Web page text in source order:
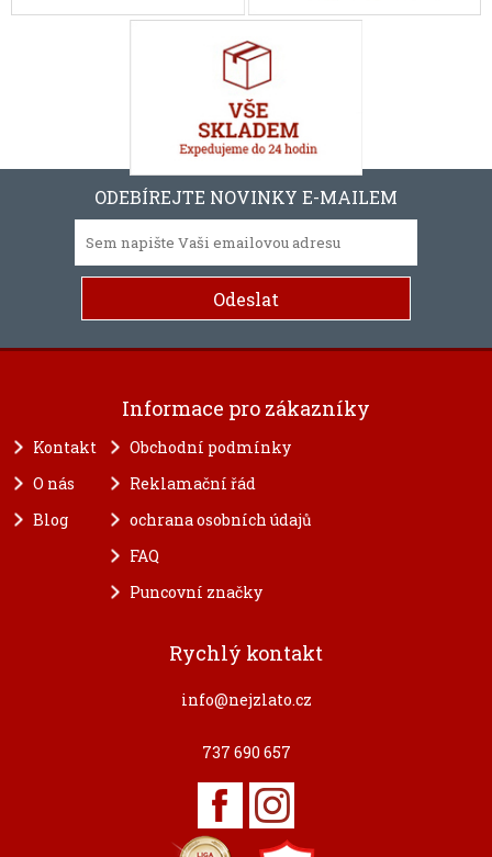
ODEBÍREJTE NOVINKY E-MAILEM
Informace pro zákazníky
Kontakt
O nás
Blog
Obchodní podmínky
Reklamační řád
ochrana osobních údajů
FAQ
Puncovní značky
Rychlý kontakt
info@nejzlato.cz
737 690 657